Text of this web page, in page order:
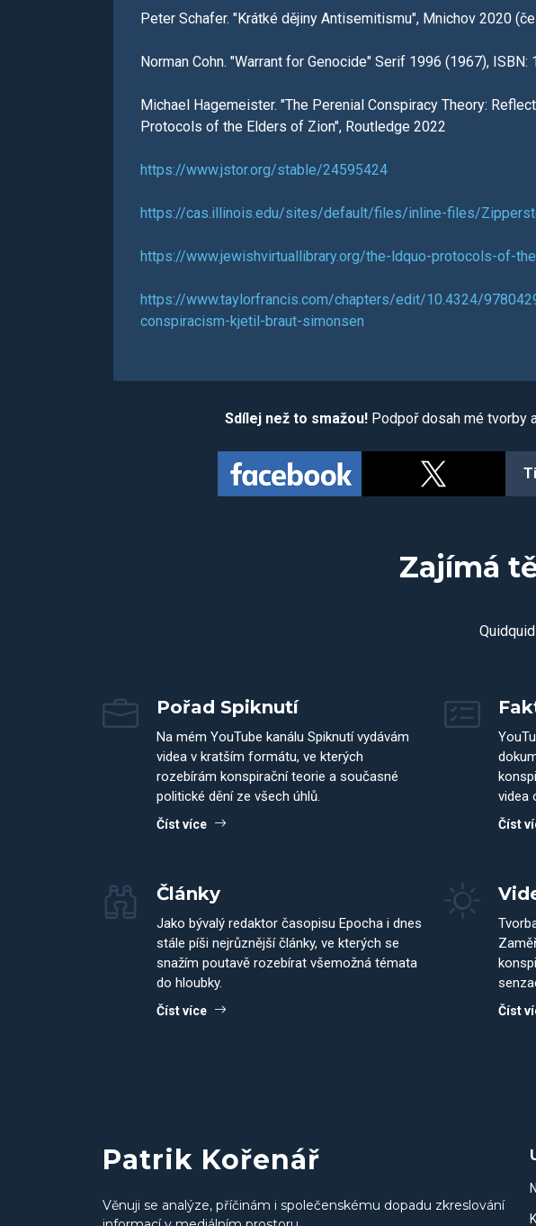
Peter Schafer. "Krátké dějiny Antisemitismu", Mnichov 2020
Norman Cohn. "Warrant for Genocide" Serif 1996 (1967), ISBN:
Michael Hagemeister. "The Perenial Conspiracy Theory:
Protocols of the Elders of Zion", Routledge 2022
https://www.jstor.org/stable/24595424
https://cas.illinois.edu/sites/default/files/inline-files/
https://www.jewishvirtuallibrary.org/the-ldquo-protocols-of-
https://www.taylorfrancis.com/chapters/edit/10.4324/
conspiracism-kjetil-braut-simonsen
Sdílej než to smažou!Podpoř dosah mé tvorby
Zajímá
Pořad Spiknutí
Na mém YouTube kanálu Spiknutí vydávám
videa v kratším formátu, ve kterých
rozebírám konspirační teorie a současné
politické dění ze všech úhlů.
Číst více
videa
Číst
Články
Jako bývalý redaktor časopisu Epocha i dnes
stále píši nejrůznější články, ve kterých se
snažím poutavě rozebírat všemožná témata
do hloubky.
Číst více Číst
Patrik Kořenář
Věnuji se analýze, příčinám i společenskému dopadu zkreslování